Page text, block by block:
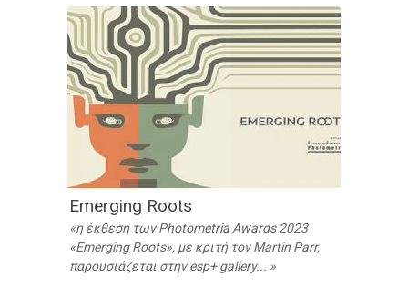
Emerging Roots
η έκθεση των Photometria Awards 2023
«Emerging Roots», με κριτή τον Martin Parr,
παρουσιάζεται στην esp+ gallery...